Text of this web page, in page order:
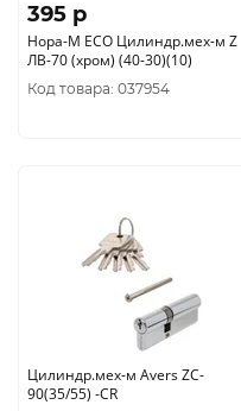
395 p
Нора-М ЕСО Цилиндр.мех-м Z
ЛВ-70 (хром) (40-30)(10)
Код товара: 037954
Цилиндр.мех-м Avers ZC-
90(35/55) -CR